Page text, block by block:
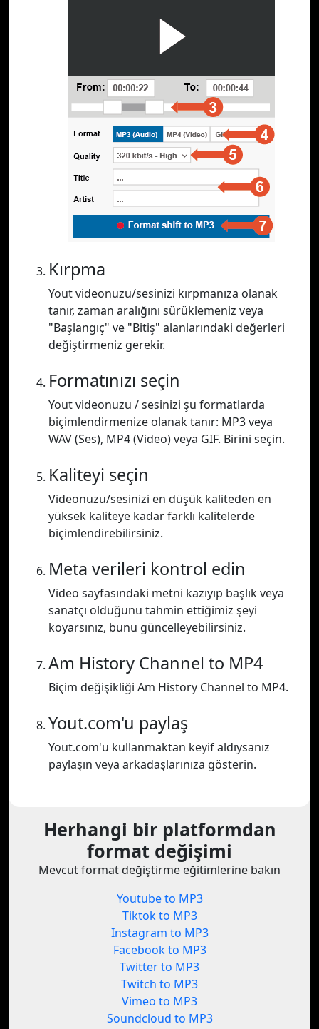
Kırpma
Yout videonuzu/sesinizi kırpmanıza olanak
tanır, zaman aralığını sürüklemeniz veya
"Başlangıç" ve "Bitiş" alanlarındaki değerleri
değiştirmeniz gerekir.
Formatınızı seçin
Yout videonuzu / sesinizi şu formatlarda
biçimlendirmenize olanak tanır: MP3 veya
WAV (Ses), MP4 (Video) veya GIF. Birini seçin.
Kaliteyi seçin
Videonuzu/sesinizi en düşük kaliteden en
yüksek kaliteye kadar farklı kalitelerde
biçimlendirebilirsiniz.
Meta verileri kontrol edin
Video sayfasındaki metni kazıyıp başlık veya
sanatçı olduğunu tahmin ettiğimiz şeyi
koyarsınız, bunu güncelleyebilirsiniz.
Am History Channel to MP4
Biçim değişikliği Am History Channel to MP4.
Yout.com'u paylaş
Yout.com'u kullanmaktan keyif aldıysanız
paylaşın veya arkadaşlarınıza gösterin.
Herhangi bir platformdan
format değişimi
Mevcut format değiştirme eğitimlerine bakın
Youtube to MP3
Tiktok to MP3
Instagram to MP3
Facebook to MP3
Twitter to MP3
Twitch to MP3
Vimeo to MP3
Soundcloud to MP3